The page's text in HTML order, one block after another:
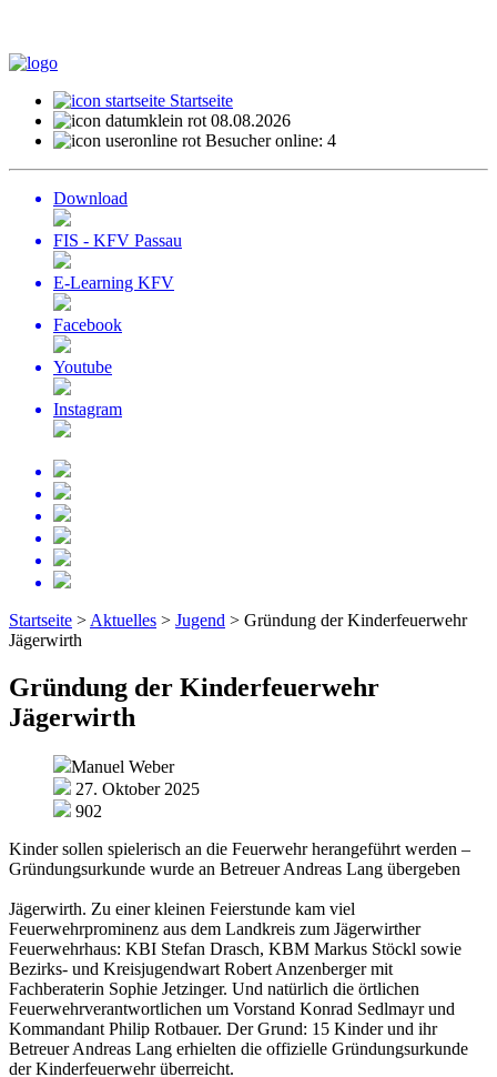
Startseite
08.08.2026
Besucher online: 4
Download
FIS - KFV Passau
E-Learning KFV
Facebook
Youtube
Instagram
Startseite > Aktuelles > Jugend > Gründung der Kinderfeuerwehr
Jägerwirth
Gründung der Kinderfeuerwehr
Jägerwirth
Manuel Weber
27. Oktober 2025
902
Kinder sollen spielerisch an die Feuerwehr herangeführt werden –
Gründungsurkunde wurde an Betreuer Andreas Lang übergeben
Jägerwirth. Zu einer kleinen Feierstunde kam viel
Feuerwehrprominenz aus dem Landkreis zum Jägerwirther
Feuerwehrhaus: KBI Stefan Drasch, KBM Markus Stöckl sowie
Bezirks- und Kreisjugendwart Robert Anzenberger mit
Fachberaterin Sophie Jetzinger. Und natürlich die örtlichen
Feuerwehrverantwortlichen um Vorstand Konrad Sedlmayr und
Kommandant Philip Rotbauer. Der Grund: 15 Kinder und ihr
Betreuer Andreas Lang erhielten die offizielle Gründungsurkunde
der Kinderfeuerwehr überreicht.